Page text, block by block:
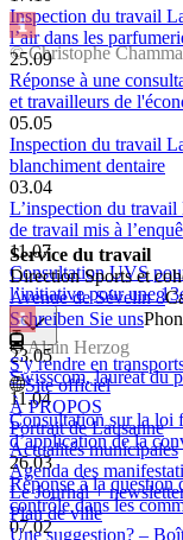
© Christophe
© Alain Herzog
Inspection du travail
l’air dans les
25.09
Réponse à une
et travailleurs de
05.05
Inspection du travail
blanchiment dentaire
03.04
L’inspection du travail
de travail mis à
11.07
Consultation UVS
l’initiative pour une
23.05
Swisscom, lauréat du
11.04
Consultation sur la loi
d’application de la
26.03
Réponse à la
contrôle dans les
07.02
Service du travail
Direction Sports et
Avenue de Sévelin 8
Schreiben Sie uns
S'y rendre en
Site officiel
À PROPOS
Portrait de Lausanne
Actualités municipales
Agenda des
Le Journal +
Plan de ville
Une suggestion? –